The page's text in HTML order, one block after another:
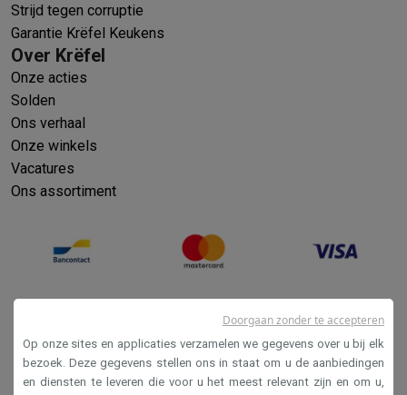
Strijd tegen corruptie
Garantie Krëfel Keukens
Over Krëfel
Onze acties
Solden
Ons verhaal
Onze winkels
Vacatures
Ons assortiment
Op onze sites en applicaties verzamelen we gegevens over u bij elk
bezoek. Deze gegevens stellen ons in staat om u de aanbiedingen
en diensten te leveren die voor u het meest relevant zijn en om u,
Doorgaan zonder te accepteren